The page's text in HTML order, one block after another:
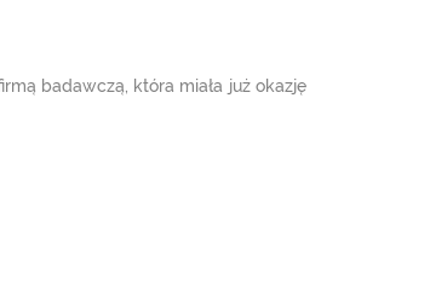
badawczą, która miała już okazję